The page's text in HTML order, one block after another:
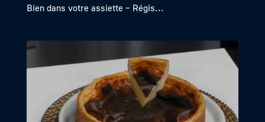
Bien dans votre assiette – Régis...